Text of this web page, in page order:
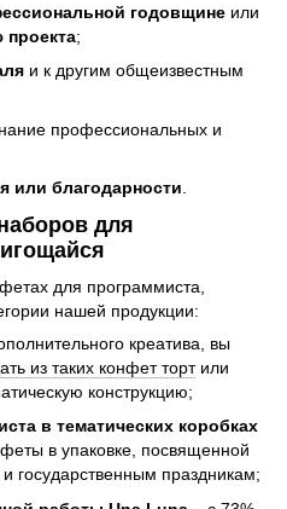
годовщине или
;
и к другим общеизвестным
профессиональных и
или благодарности
для
для программиста,
нашей продукции:
креатива, вы
из таких конфет тортили
конструкцию;
в тематических коробках
в упаковке, посвященной
государственным праздникам;